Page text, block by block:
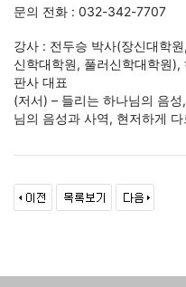
문의 전화 : 032-342-7707
강사 : 전두승 박사(장신대학
신학대학원, 풀러신학대학원
판사 대표
(저서) – 들리는 하나님의 음
님의 음성과 사역, 현저하게